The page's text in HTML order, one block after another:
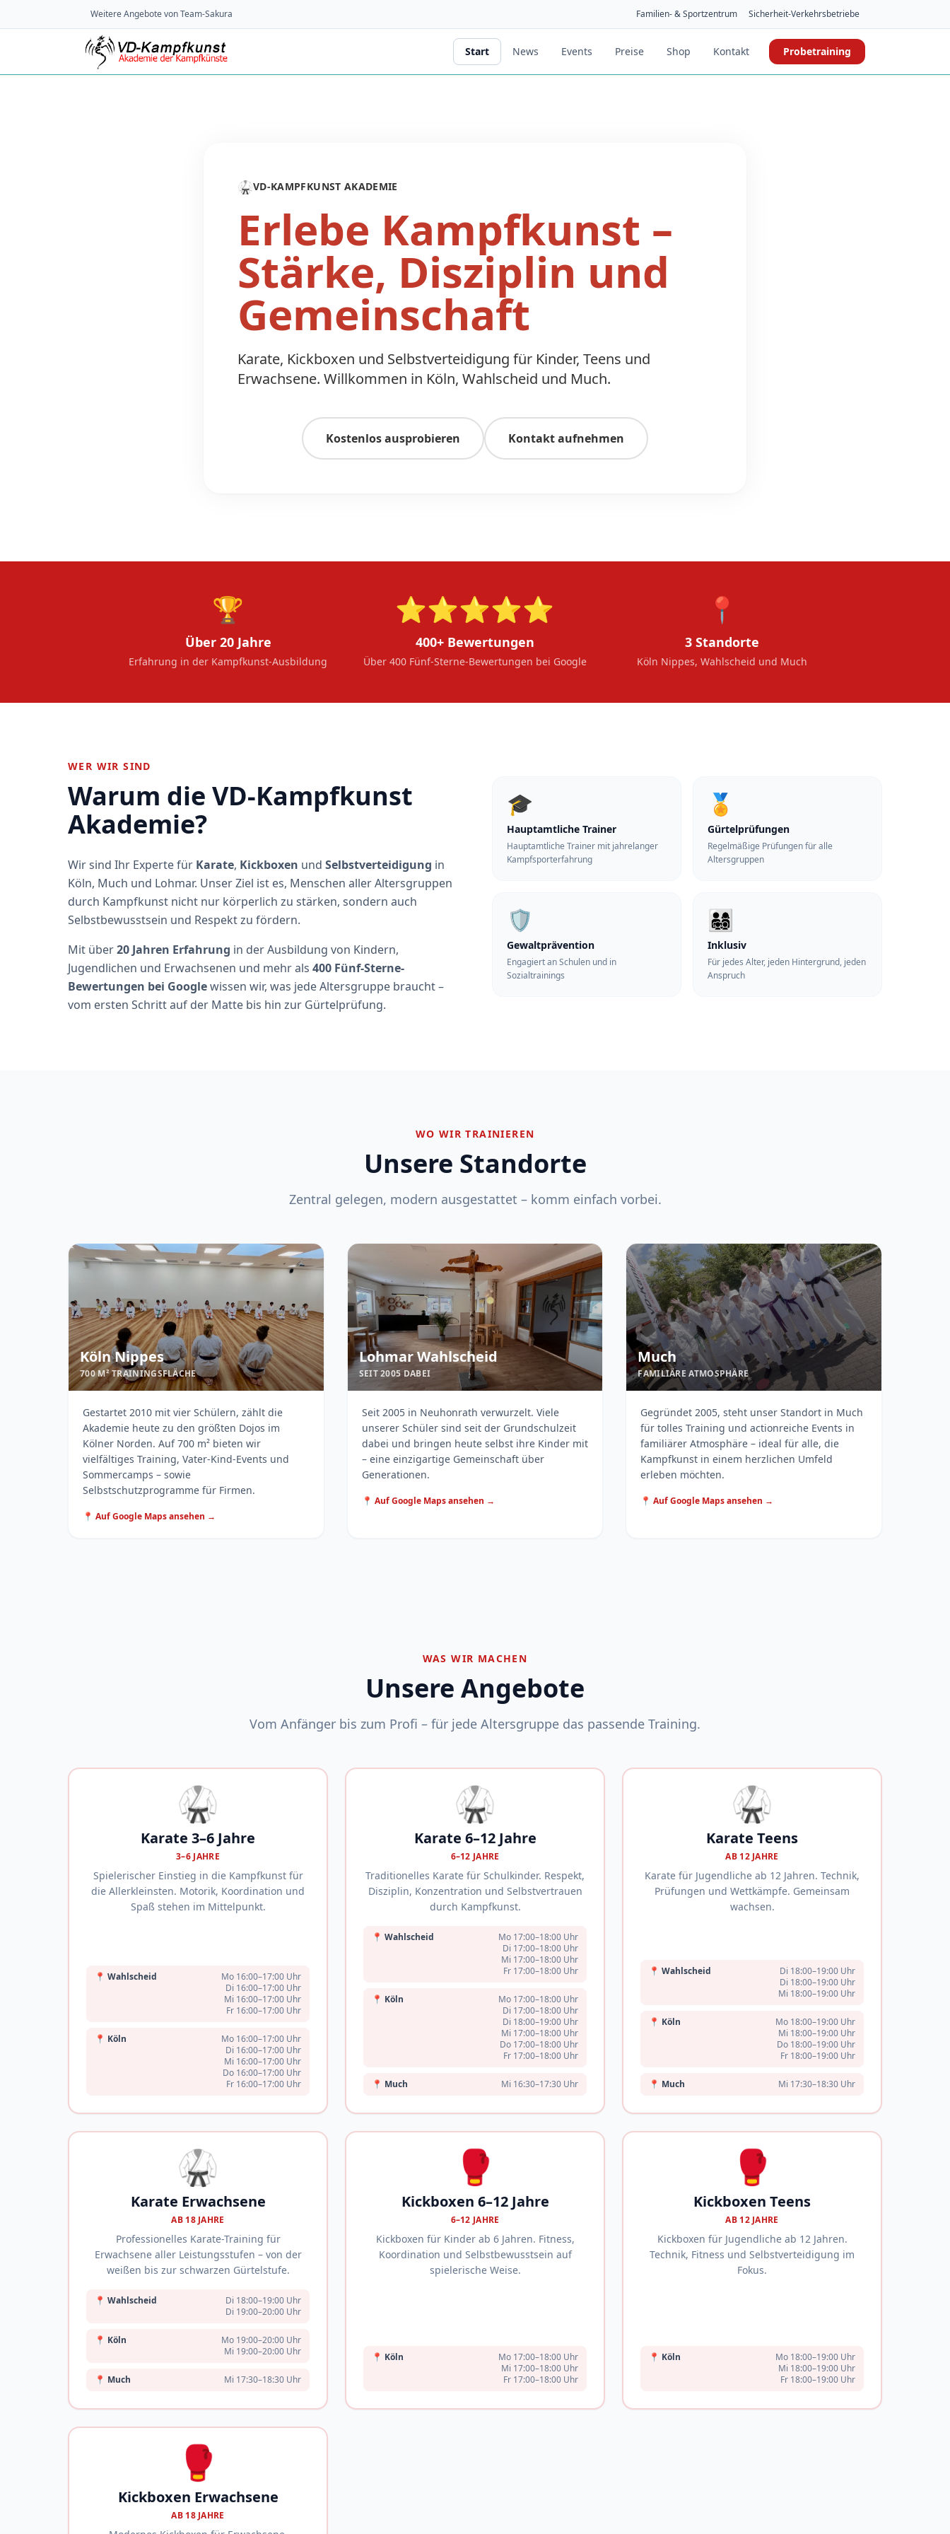
Weitere Angebote von Team-Sakura Familien- & Sportzentrum Sicherheit-Verkehrsbetriebe
Start News Events Preise Shop Kontakt Probetraining
🥋VD-KAMPFKUNST AKADEMIE
Erlebe Kampfkunst –
Stärke, Disziplin und
Gemeinschaft
Karate, Kickboxen und Selbstverteidigung für Kinder, Teens und
Erwachsene. Willkommen in Köln, Wahlscheid und Much.
Kostenlos ausprobieren Kontakt aufnehmen
🏆
Über 20 Jahre
Erfahrung in der Kampfkunst-Ausbildung
⭐⭐⭐⭐⭐
400+ Bewertungen
Über 400 Fünf-Sterne-Bewertungen bei Google
📍
3 Standorte
Köln Nippes, Wahlscheid und Much
WER WIR SIND
Warum die VD-Kampfkunst
Akademie?
Wir sind Ihr Experte für Karate, Kickboxen und Selbstverteidigung in
Köln, Much und Lohmar. Unser Ziel ist es, Menschen aller Altersgruppen
durch Kampfkunst nicht nur körperlich zu stärken, sondern auch
Selbstbewusstsein und Respekt zu fördern.
Mit über20 Jahren Erfahrung in der Ausbildung von Kindern,
Jugendlichen und Erwachsenen und mehr als 400 Fünf-Sterne-
Bewertungen bei Googlewissen wir, was jede Altersgruppe braucht –
vom ersten Schritt auf der Matte bis hin zur Gürtelprüfung.
🎓
Hauptamtliche Trainer
Hauptamtliche Trainer mit jahrelanger
Kampfsporterfahrung
🏅
Gürtelprüfungen
Regelmäßige Prüfungen für alle
Altersgruppen
🛡️
Gewaltprävention
Engagiert an Schulen und in
Sozialtrainings
👨‍👩‍👧‍👦
Inklusiv
Für jedes Alter, jeden Hintergrund, jeden
Anspruch
WO WIR TRAINIEREN
Unsere Standorte
Zentral gelegen, modern ausgestattet – komm einfach vorbei.
Köln Nippes
700 M² TRAININGSFLÄCHE
Gestartet 2010 mit vier Schülern, zählt die
Akademie heute zu den größten Dojos im
Kölner Norden. Auf 700 m² bieten wir
vielfältiges Training, Vater-Kind-Events und
Sommercamps – sowie
Selbstschutzprogramme für Firmen.
📍 Auf Google Maps ansehen →
Lohmar Wahlscheid
SEIT 2005 DABEI
Seit 2005 in Neuhonrath verwurzelt. Viele
unserer Schüler sind seit der Grundschulzeit
dabei und bringen heute selbst ihre Kinder mit
– eine einzigartige Gemeinschaft über
Generationen.
📍 Auf Google Maps ansehen →
Much
FAMILIÄRE ATMOSPHÄRE
Gegründet 2005, steht unser Standort in Much
für tolles Training und actionreiche Events in
familiärer Atmosphäre – ideal für alle, die
Kampfkunst in einem herzlichen Umfeld
erleben möchten.
📍 Auf Google Maps ansehen →
WAS WIR MACHEN
Unsere Angebote
Vom Anfänger bis zum Profi – für jede Altersgruppe das passende Training.
🥋
Karate 3–6 Jahre
3–6 JAHRE
Spielerischer Einstieg in die Kampfkunst für
die Allerkleinsten. Motorik, Koordination und
Spaß stehen im Mittelpunkt.
📍 Wahlscheid
Mo 16:00–17:00 Uhr
Di 16:00–17:00 Uhr
Mi 16:00–17:00 Uhr
Fr 16:00–17:00 Uhr
📍 Köln
Mo 16:00–17:00 Uhr
Di 16:00–17:00 Uhr
Mi 16:00–17:00 Uhr
Do 16:00–17:00 Uhr
Fr 16:00–17:00 Uhr
🥋
Karate 6–12 Jahre
6–12 JAHRE
Traditionelles Karate für Schulkinder. Respekt,
Disziplin, Konzentration und Selbstvertrauen
durch Kampfkunst.
📍 Wahlscheid
Mo 17:00–18:00 Uhr
Di 17:00–18:00 Uhr
Mi 17:00–18:00 Uhr
Fr 17:00–18:00 Uhr
📍 Köln
Mo 17:00–18:00 Uhr
Di 17:00–18:00 Uhr
Di 18:00–19:00 Uhr
Mi 17:00–18:00 Uhr
Do 17:00–18:00 Uhr
Fr 17:00–18:00 Uhr
📍 Much Mi 16:30–17:30 Uhr
🥋
Karate Teens
AB 12 JAHRE
Karate für Jugendliche ab 12 Jahren. Technik,
Prüfungen und Wettkämpfe. Gemeinsam
wachsen.
📍 Wahlscheid
Di 18:00–19:00 Uhr
Di 18:00–19:00 Uhr
Mi 18:00–19:00 Uhr
📍 Köln
Mo 18:00–19:00 Uhr
Mi 18:00–19:00 Uhr
Do 18:00–19:00 Uhr
Fr 18:00–19:00 Uhr
📍 Much Mi 17:30–18:30 Uhr
🥋
Karate Erwachsene
AB 18 JAHRE
Professionelles Karate-Training für
Erwachsene aller Leistungsstufen – von der
weißen bis zur schwarzen Gürtelstufe.
📍 Wahlscheid
Di 18:00–19:00 Uhr
Di 19:00–20:00 Uhr
📍 Köln
Mo 19:00–20:00 Uhr
Mi 19:00–20:00 Uhr
📍 Much Mi 17:30–18:30 Uhr
🥊
Kickboxen 6–12 Jahre
6–12 JAHRE
Kickboxen für Kinder ab 6 Jahren. Fitness,
Koordination und Selbstbewusstsein auf
spielerische Weise.
📍 Köln
Mo 17:00–18:00 Uhr
Mi 17:00–18:00 Uhr
Fr 17:00–18:00 Uhr
🥊
Kickboxen Teens
AB 12 JAHRE
Kickboxen für Jugendliche ab 12 Jahren.
Technik, Fitness und Selbstverteidigung im
Fokus.
📍 Köln
Mo 18:00–19:00 Uhr
Mi 18:00–19:00 Uhr
Fr 18:00–19:00 Uhr
🥊
Kickboxen Erwachsene
AB 18 JAHRE